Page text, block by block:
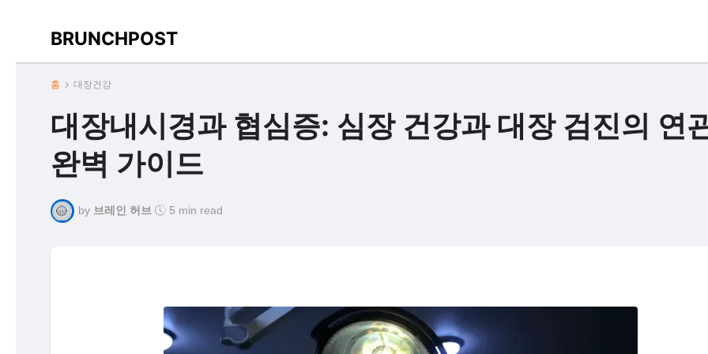
BRUNCHPOST
홈 대장건강
대장내시경과 협심증: 심장 건강과 대장 검진의 연
완벽 가이드
by 브레인 허브 5 min read